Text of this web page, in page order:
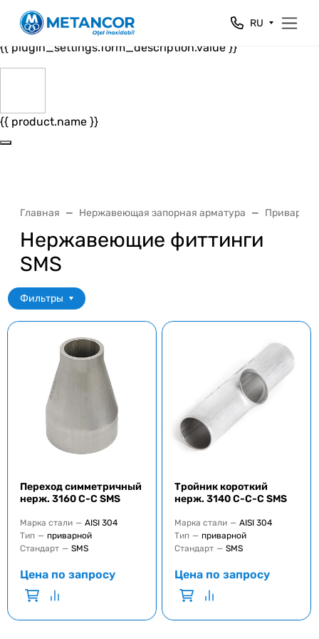
Close
{{ plugin_settings.form_header.value }}
{{ plugin_settings.form_description.value }}
{{ product.name }}
RU
Главная Нержавеющая запорная арматура
Нержавеющие фиттинги
SMS
Фильтры
Переход симметричный
нерж. 3160 C-C SMS
Марка стали — AISI 304
Тип — приварной
Стандарт — SMS
Цена по запросу
Тройник короткий
нерж. 3140 С-С-С SMS
Марка стали — AISI 304
Тип — приварной
Стандарт — SMS
Цена по запросу